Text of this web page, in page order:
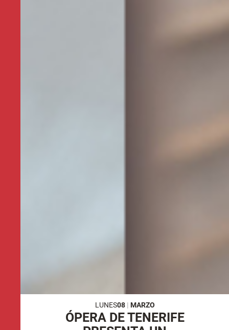
LUNES08| MARZO
ÓPERA DE TENERIFE